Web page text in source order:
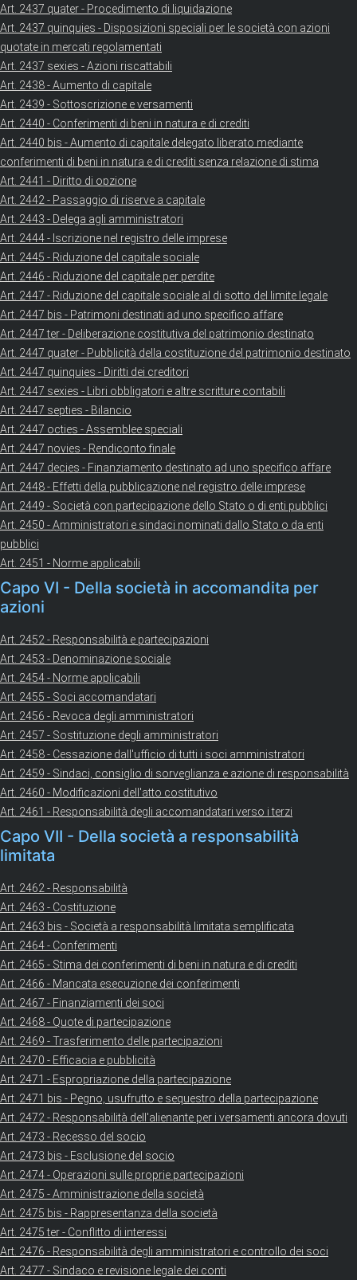
Art. 2437 quater - Procedimento di liquidazione
Art. 2437 quinquies - Disposizioni speciali per le società con azioni
quotate in mercati regolamentati
Art. 2437 sexies - Azioni riscattabili
Art. 2438 - Aumento di capitale
Art. 2439 - Sottoscrizione e versamenti
Art. 2440 - Conferimenti di beni in natura e di crediti
Art. 2440 bis - Aumento di capitale delegato liberato mediante
conferimenti di beni in natura e di crediti senza relazione di stima
Art. 2441 - Diritto di opzione
Art. 2442 - Passaggio di riserve a capitale
Art. 2443 - Delega agli amministratori
Art. 2444 - Iscrizione nel registro delle imprese
Art. 2445 - Riduzione del capitale sociale
Art. 2446 - Riduzione del capitale per perdite
Art. 2447 - Riduzione del capitale sociale al di sotto del limite legale
Art. 2447 bis - Patrimoni destinati ad uno specifico affare
Art. 2447 ter - Deliberazione costitutiva del patrimonio destinato
Art. 2447 quater - Pubblicità della costituzione del patrimonio destinato
Art. 2447 quinquies - Diritti dei creditori
Art. 2447 sexies - Libri obbligatori e altre scritture contabili
Art. 2447 septies - Bilancio
Art. 2447 octies - Assemblee speciali
Art. 2447 novies - Rendiconto finale
Art. 2447 decies - Finanziamento destinato ad uno specifico affare
Art. 2448 - Effetti della pubblicazione nel registro delle imprese
Art. 2449 - Società con partecipazione dello Stato o di enti pubblici
Art. 2450 - Amministratori e sindaci nominati dallo Stato o da enti
pubblici
Art. 2451 - Norme applicabili
Capo VI - Della società in accomandita per
azioni
Art. 2452 - Responsabilità e partecipazioni
Art. 2453 - Denominazione sociale
Art. 2454 - Norme applicabili
Art. 2455 - Soci accomandatari
Art. 2456 - Revoca degli amministratori
Art. 2457 - Sostituzione degli amministratori
Art. 2458 - Cessazione dall'ufficio di tutti i soci amministratori
Art. 2459 - Sindaci, consiglio di sorveglianza e azione di responsabilità
Art. 2460 - Modificazioni dell'atto costitutivo
Art. 2461 - Responsabilità degli accomandatari verso i terzi
Capo VII - Della società a responsabilità
limitata
Art. 2462 - Responsabilità
Art. 2463 - Costituzione
Art. 2463 bis - Società a responsabilità limitata semplificata
Art. 2464 - Conferimenti
Art. 2465 - Stima dei conferimenti di beni in natura e di crediti
Art. 2466 - Mancata esecuzione dei conferimenti
Art. 2467 - Finanziamenti dei soci
Art. 2468 - Quote di partecipazione
Art. 2469 - Trasferimento delle partecipazioni
Art. 2470 - Efficacia e pubblicità
Art. 2471 - Espropriazione della partecipazione
Art. 2471 bis - Pegno, usufrutto e sequestro della partecipazione
Art. 2472 - Responsabilità dell'alienante per i versamenti ancora dovuti
Art. 2473 - Recesso del socio
Art. 2473 bis - Esclusione del socio
Art. 2474 - Operazioni sulle proprie partecipazioni
Art. 2475 - Amministrazione della società
Art. 2475 bis - Rappresentanza della società
Art. 2475 ter - Conflitto di interessi
Art. 2476 - Responsabilità degli amministratori e controllo dei soci
Art. 2477 - Sindaco e revisione legale dei conti